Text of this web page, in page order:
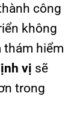
công
không
thám hiểm
vị sẽ
trong